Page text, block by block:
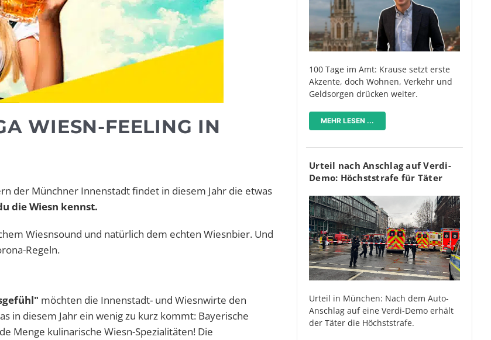
WIESN-FEELING IN
der Münchner Innenstadt findet in diesem Jahr die etwas
die Wiesn kennst.
Wiesnsound und natürlich dem echten Wiesnbier. Und
Regeln.
möchten die Innenstadt- und Wiesnwirte den
in diesem Jahr ein wenig zu kurz kommt: Bayerische
Menge kulinarische Wiesn-Spezialitäten! Die
100 Tage im Amt: Krause setzt erste
Akzente, doch Wohnen, Verkehr und
Geldsorgen drücken weiter.
MEHR LESEN ...
Urteil nach Anschlag auf Verdi-
Demo: Höchststrafe für Täter
Urteil in München: Nach dem Auto-
Anschlag auf eine Verdi-Demo erhält
der Täter die Höchststrafe.